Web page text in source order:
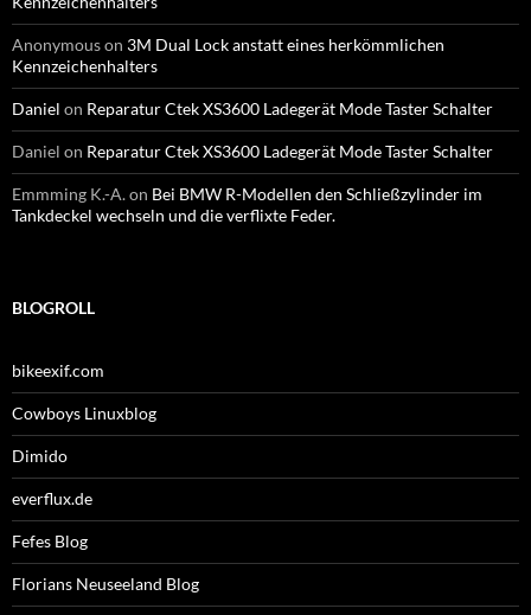
Anonymouson 3M Dual Lock anstatt eines herkömmlichen
Kennzeichenhalters
Daniel on Reparatur Ctek XS3600 Ladegerät Mode Taster Schalter
Daniel on Reparatur Ctek XS3600 Ladegerät Mode Taster Schalter
Emmming K.-A.on Bei BMW R-Modellen den Schließzylinder im
Tankdeckel wechseln und die verflixte Feder.
BLOGROLL
bikeexif.com
Cowboys Linuxblog
Dimido
everflux.de
Fefes Blog
Florians Neuseeland Blog